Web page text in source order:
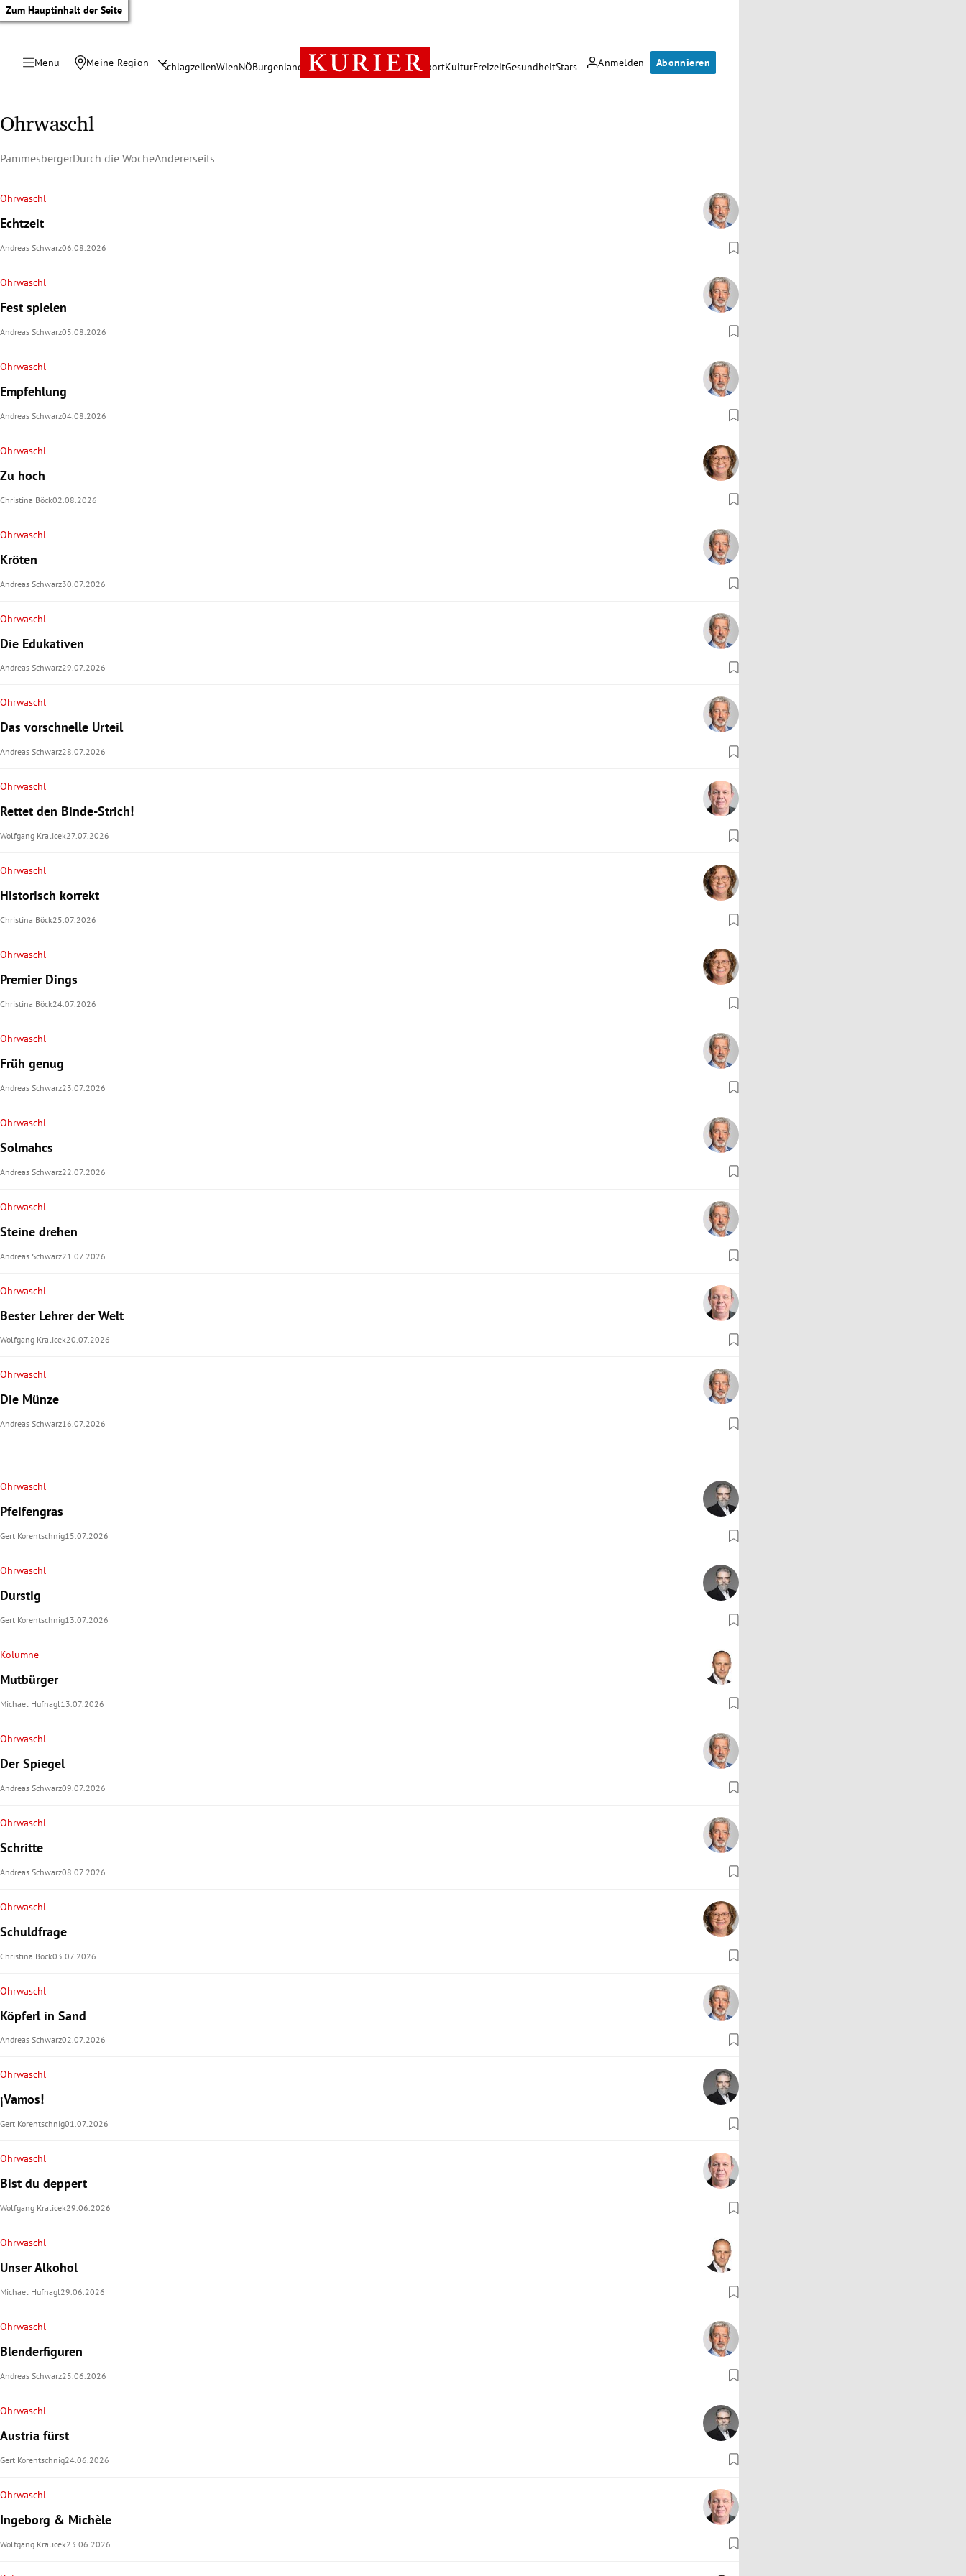
Zum Hauptinhalt der Seite
Menü Meine Region Anmelden Abonnieren
SchlagzeilenWienNÖBurgenland Österreich PolitikWirtschaft SportKulturFreizeitGesundheitStars
Untermenü
Untermenü
Untermenü
Untermenü
Untermenü
Untermenü
Ohrwaschl
PammesbergerDurch die WocheAndererseits
Ohrwaschl
Echtzeit
Andreas Schwarz06.08.2026
Ohrwaschl
Fest spielen
Andreas Schwarz05.08.2026
Ohrwaschl
Empfehlung
Andreas Schwarz04.08.2026
Ohrwaschl
Zu hoch
Christina Böck02.08.2026
Ohrwaschl
Kröten
Andreas Schwarz30.07.2026
Ohrwaschl
Die Edukativen
Andreas Schwarz29.07.2026
Ohrwaschl
Das vorschnelle Urteil
Andreas Schwarz28.07.2026
Ohrwaschl
Rettet den Binde-Strich!
Wolfgang Kralicek27.07.2026
Ohrwaschl
Historisch korrekt
Christina Böck25.07.2026
Ohrwaschl
Premier Dings
Christina Böck24.07.2026
Ohrwaschl
Früh genug
Andreas Schwarz23.07.2026
Ohrwaschl
Solmahcs
Andreas Schwarz22.07.2026
Ohrwaschl
Steine drehen
Andreas Schwarz21.07.2026
Ohrwaschl
Bester Lehrer der Welt
Wolfgang Kralicek20.07.2026
Ohrwaschl
Die Münze
Andreas Schwarz16.07.2026
Ohrwaschl
Pfeifengras
Gert Korentschnig15.07.2026
Ohrwaschl
Durstig
Gert Korentschnig13.07.2026
Kolumne
Mutbürger
Michael Hufnagl 13.07.2026
Ohrwaschl
Der Spiegel
Andreas Schwarz09.07.2026
Ohrwaschl
Schritte
Andreas Schwarz08.07.2026
Ohrwaschl
Schuldfrage
Christina Böck03.07.2026
Ohrwaschl
Köpferl in Sand
Andreas Schwarz02.07.2026
Ohrwaschl
¡Vamos!
Gert Korentschnig01.07.2026
Ohrwaschl
Bist du deppert
Wolfgang Kralicek29.06.2026
Ohrwaschl
Unser Alkohol
Michael Hufnagl29.06.2026
Ohrwaschl
Blenderfiguren
Andreas Schwarz25.06.2026
Ohrwaschl
Austria fürst
Gert Korentschnig24.06.2026
Ohrwaschl
Ingeborg & Michèle
Wolfgang Kralicek23.06.2026